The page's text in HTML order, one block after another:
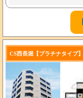
CS西長堀【プラチナタイプ】